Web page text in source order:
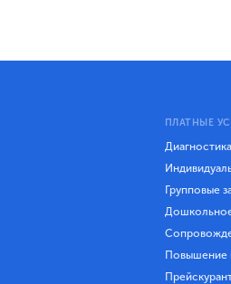
ПЛАТНЫЕ
Групповые
Повышение